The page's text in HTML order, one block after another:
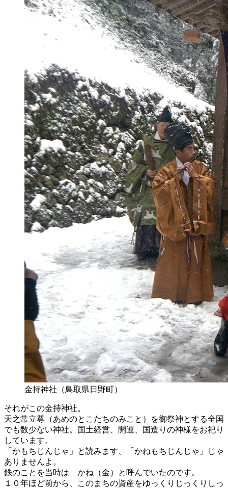
金持神社（鳥取県日野町）
それがこの金持神社。
天之常立尊（あめのとこたちのみこと）を御祭神とする全国
でも数少ない神社。国土経営、開運、国造りの神様をお祀り
しています。
「かもちじんじゃ」と読みます、「かねもちじんじゃ」じゃ
ありませんよ。
鉄のことを当時は かね（金）と呼んでいたのです。
１０年ほど前から、このまちの資産をゆっくりじっくりしっ